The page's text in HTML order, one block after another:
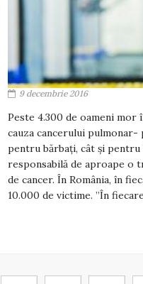
9 decembrie 2016
Peste 4.300 de oameni mor
cauza cancerului pulmonar-
pentru bărbați, cât și pentru
responsabilă de aproape o
de cancer. În România, în
10.000 de victime. ”În